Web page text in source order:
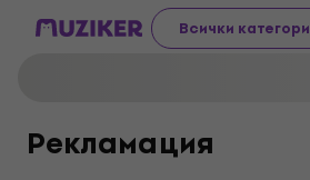
Всички
Рекламация